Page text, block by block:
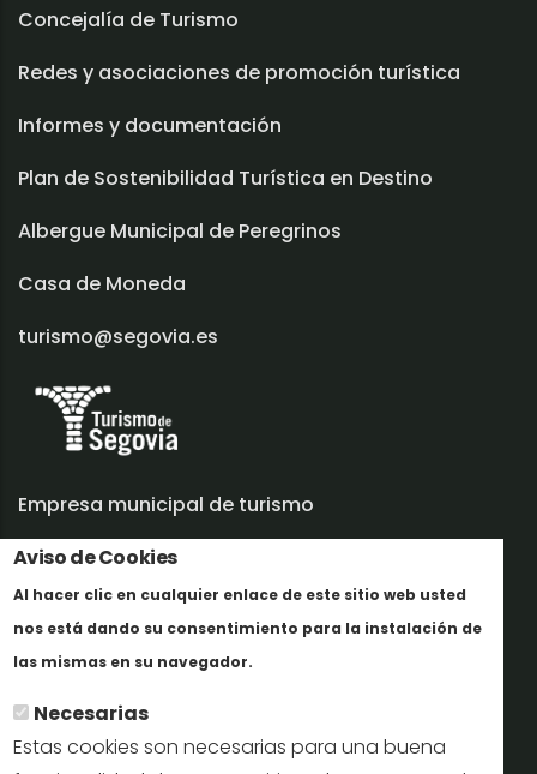
Aviso de Cookies
Al hacer clic en cualquier enlace de este sitio web usted
nos está dando su consentimiento para la instalación de
las mismas en su navegador.
Necesarias
Estas cookies son necesarias para una buena
Concejalía de Turismo
Redes y asociaciones de promoción turística
Informes y documentación
Plan de Sostenibilidad Turística en Destino
Albergue Municipal de Peregrinos
Casa de Moneda
turismo@segovia.es
Empresa municipal de turismo
Trabaja con nosotros
Informes y documentación
Perfil del contratante
Oficinas de Turismo